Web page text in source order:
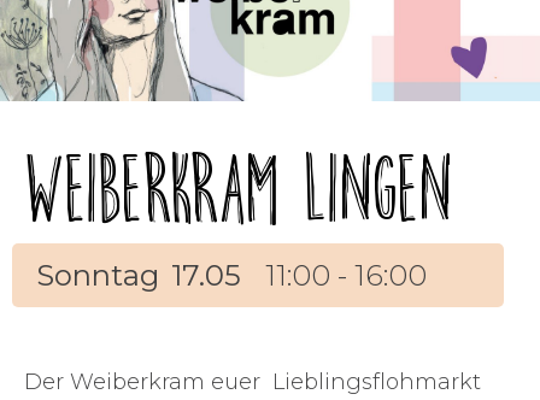
Weiberkram Lingen
Sonntag 17.05 11:00 - 16:00
Der Weiberkram euer Lieblingsflohmarkt